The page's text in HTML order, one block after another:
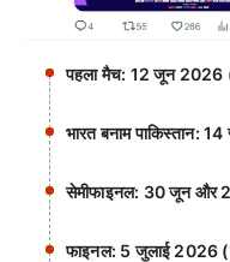
पहला मैच: 12 जून 2026
भारत बनाम पाकिस्तान:
सेमीफाइनल: 30 जून और
फाइनल: 5 जुलाई 2026